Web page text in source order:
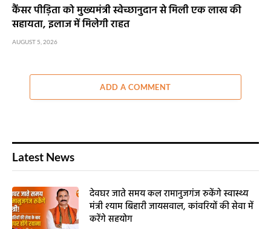
कैंसर पीड़िता को मुख्यमंत्री स्वेच्छानुदान से मिली एक लाख की
सहायता, इलाज में मिलेगी राहत
AUGUST 5, 2026
ADD A COMMENT
Latest News
देवघर जाते समय कल रामानुजगंज रुकेंगे स्वास्थ्य
मंत्री श्याम बिहारी जायसवाल, कांवरियों की सेवा में
करेंगे सहयोग